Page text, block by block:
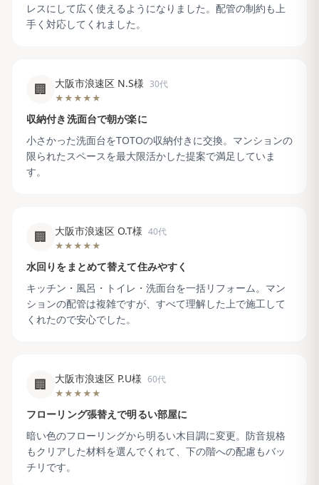
レスにして広く使えるようになりました。配管の制約も上
手く対応してくれました。
🏢 大阪市浪速区 N.S様 30代
★★★★★
収納付き洗面台で朝が楽に
小さかった洗面台をTOTOの収納付きに交換。マンションの
限られたスペースを最大限活かした提案で満足していま
す。
🏢 大阪市浪速区 O.T様 40代
★★★★★
水回りをまとめて替えて住みやすく
キッチン・風呂・トイレ・洗面台を一括リフォーム。マン
ションの配管は複雑ですが、すべて理解した上で施工して
くれたので安心でした。
🏢 大阪市浪速区 P.U様 60代
★★★★★
フローリング張替えで明るい部屋に
暗い色のフローリングから明るい木目調に変更。防音規格
もクリアした材料を選んでくれて、下の階への配慮もバッ
チリです。